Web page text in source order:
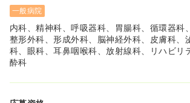
一般病院
内科、精神科、呼吸器科、胃腸科、循環器科
整形外科、形成外科、脳神経外科、皮膚科、
科、眼科、耳鼻咽喉科、放射線科、リハビリ
酔科